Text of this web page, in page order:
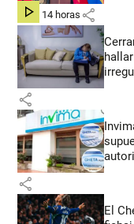
hace 14 horas share
share
share
El